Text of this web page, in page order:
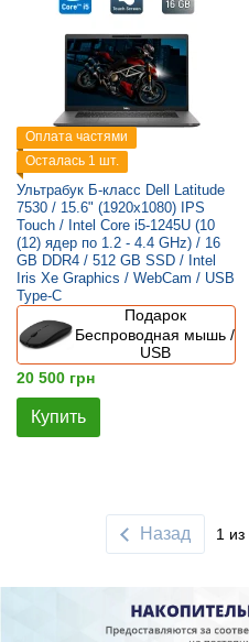
Оплата частями
Осталась 1 шт.
Ультрабук Б-класс Dell Latitude
7530 / 15.6" (1920x1080) IPS
Touch / Intel Core i5-1245U (10
(12) ядер по 1.2 - 4.4 GHz) / 16
GB DDR4 / 512 GB SSD / Intel
Iris Xe Graphics / WebCam / USB
Type-C
Подарок
Беспроводная мышь /
USB
20 500 грн
Купить
Назад 1 из